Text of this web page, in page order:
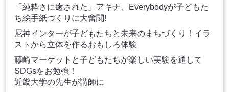
「純粋さに癒された」アキナ、Everybodyが子どもた
ち絵手紙づくりに大奮闘!
尼神インターが子どもたちと未来のまちづくり！イラ
ストから立体を作るおもしろ体験
藤崎マーケットと子どもたちが楽しい実験を通して
SDGsをお勉強！
近畿大学の先生が講師に